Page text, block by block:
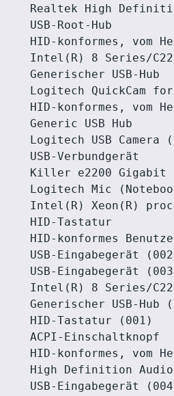
Realtek High
USB-Root-Hub
HID-konformes,
Intel(R) 8 Series/
Generischer USB-Hub
Logitech QuickCam
HID-konformes,
Generic USB Hub
Logitech USB Camera
USB-Verbundgerät
Killer e2200 Gigabit
Logitech Mic
Intel(R) Xeon(R)
HID-Tastatur
HID-konformes
USB-Eingabegerät
USB-Eingabegerät
Intel(R) 8 Series/
Generischer USB-Hub
HID-Tastatur (001)
ACPI-Einschaltknopf
HID-konformes,
High Definition
USB-Eingabegerät